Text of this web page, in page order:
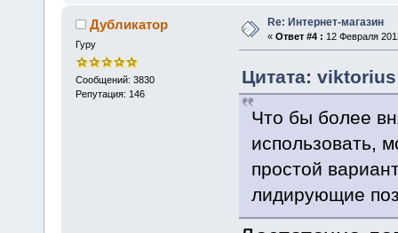
Дубликатор
Гуру
Сообщений: 3830
Репутация: 146
Re: Интернет-магазин
« Ответ #4 : 12 Февраля
Цитата:
Что бы более
использовать,
простой
лидирующие